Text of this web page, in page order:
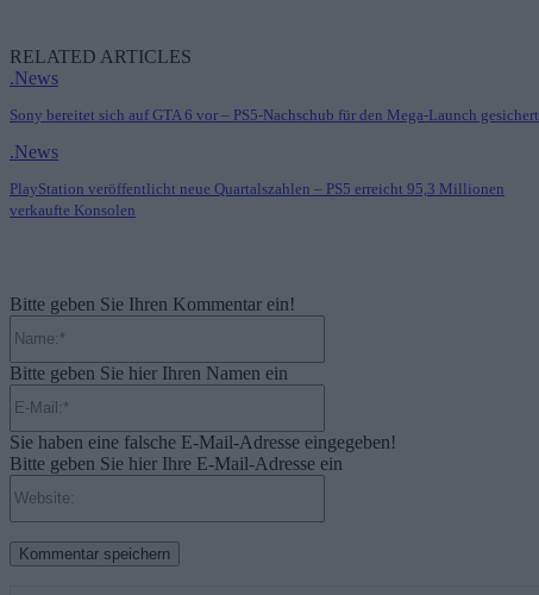
RELATED ARTICLES
.News
Sony bereitet sich auf GTA 6 vor – PS5-Nachschub für den Mega-Launch gesichert
.News
PlayStation veröffentlicht neue Quartalszahlen – PS5 erreicht 95,3 Millionen
verkaufte Konsolen
Bitte geben Sie Ihren Kommentar ein!
Bitte geben Sie hier Ihren Namen ein
Sie haben eine falsche E-Mail-Adresse eingegeben!
Bitte geben Sie hier Ihre E-Mail-Adresse ein